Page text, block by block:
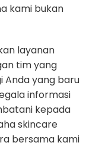
kami bukan
layanan
tim yang
Anda yang baru
informasi
kepada
skincare
bersama kami